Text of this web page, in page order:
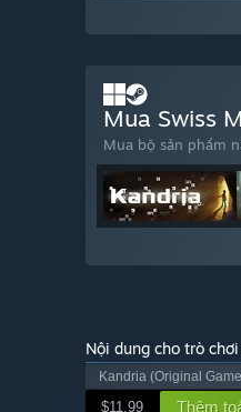
Mua Swiss
Mua bộ sản phẩm
Nội dung cho trò
Kandria (Original
$11.99 Thêm